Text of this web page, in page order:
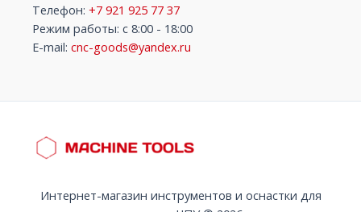
Телефон: +7 921 925 77 37
Режим работы: с 8:00 - 18:00
E-mail: cnc-goods@yandex.ru
Интернет-магазин инструментов и оснастки для